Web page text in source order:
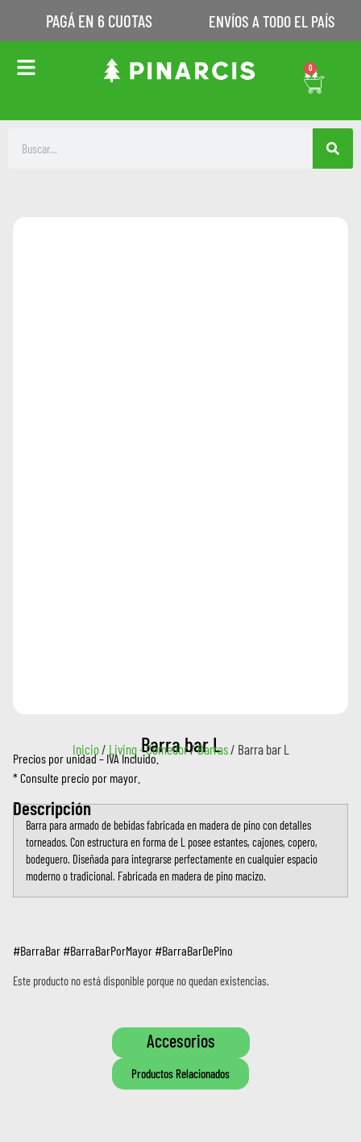
PAGÁ EN 6 CUOTAS ENVÍOS A TODO EL PAÍS
0
Barra bar L
Inicio/ Living - Comedor/Barras/ Barra bar L
Precios por unidad – IVA Incluido.
* Consulte precio por mayor.
Descripción
Barra para armado de bebidas fabricada en madera de pino con detalles
torneados. Con estructura en forma de L posee estantes, cajones, copero,
bodeguero. Diseñada para integrarse perfectamente en cualquier espacio
moderno o tradicional. Fabricada en madera de pino macizo.
#BarraBar #BarraBarPorMayor #BarraBarDePino
Este producto no está disponible porque no quedan existencias.
Accesorios
Productos Relacionados